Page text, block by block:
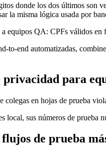
donde los dos últimos son
la misma lógica usada por
equipos QA: CPFs válidos en
to-end automatizadas,
privacidad para
colegas en hojas de prueba
local, sus números de prueba
de prueba